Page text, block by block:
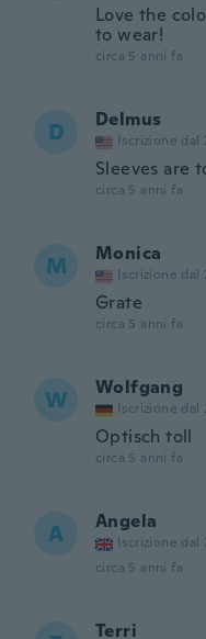
Love the
to wear!
circa 5 anni fa
D Delmus
Iscrizione dal
Sleeves are
circa 5 anni fa
M Monica
Iscrizione dal
Grate
circa 5 anni fa
W Wolfgang
Iscrizione dal
Optisch toll
circa 5 anni fa
A Angela
Iscrizione dal
circa 5 anni fa
Terri